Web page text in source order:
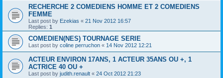
RECHERCHE 2 COMEDIENS HOMME ET 2 COMEDIENS
FEMME
Last post by Ezekias « 21 Nov 2012 16:57
Replies: 1
COMEDIEN(NES) TOURNAGE SERIE
Last post by coline perruchon « 14 Nov 2012 12:21
ACTEUR ENVIRON 17ANS, 1 ACTEUR 35ANS OU +, 1
ACTRICE 40 OU +
Last post by judith.renault « 24 Oct 2012 21:23